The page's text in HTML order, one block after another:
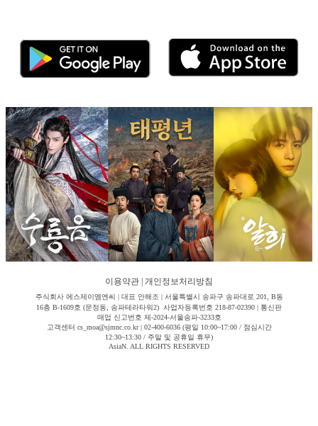
이용약관 개인정보처리방침
주식회사 에스제이엠엔씨 | 대표 안해조 | 서울특별시 송파구 송파대로 201, B동
16층 B-1609호 (문정동, 송파테라타워2) 사업자등록번호 218-87-02390 | 통신판
매업 신고번호 제-2024-서울송파-3233호
고객센터 cs_moa@sjmnc.co.kr | 02-400-6036 (평일 10:00~17:00 / 점심시간
12:30~13:30 / 주말 및 공휴일 휴무)
AsiaN. ALL RIGHTS RESERVED